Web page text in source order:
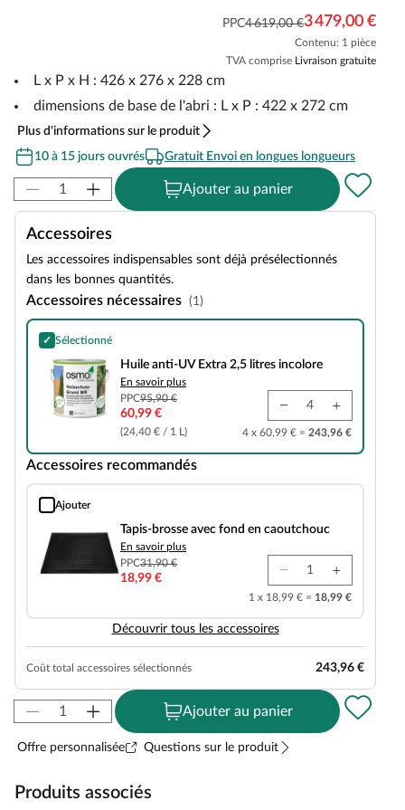
PPC4 619,00 €3 479,00 €
Contenu: 1 pièce
TVA comprise Livraison gratuite
L x P x H : 426 x 276 x 228 cm
dimensions de base de l'abri : L x P : 422 x 272 cm
Plus d'informations sur le produit
10 à 15 jours ouvrés
Gratuit Envoi en longues longueurs
Ajouter au panier
Accessoires
Les accessoires indispensables sont déjà présélectionnés
dans les bonnes quantités.
Accessoires nécessaires (1)
✓ Sélectionné
Huile anti-UV Extra 2,5 litres incolore
Huile anti-UV Extra 2,5 litres incolore
En savoir plus
PPC95,90 €
60,99 €
(24,40 € / 1 L) 4 x 60,99 € = 243,96 €
Accessoires recommandés
Ajouter
Tapis-brosse avec fond en caoutchouc
Tapis-brosse avec fond en caoutchouc
En savoir plus
PPC31,90 €
18,99 €
1 x 18,99 € = 18,99 €
Découvrir tous les accessoires
Coût total accessoires sélectionnés 243,96 €
Ajouter au panier
Offre personnalisée Questions sur le produit
Produits associés